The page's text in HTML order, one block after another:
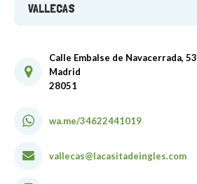
VALLECAS
Calle Embalse de Navacerrada, 53
Madrid
28051
wa.me/34622441019
vallecas@lacasitadeingles.com